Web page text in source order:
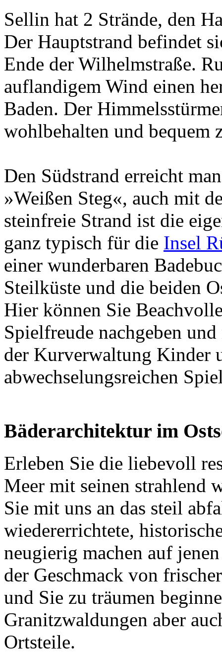
Sellin hat 2 Strände, den
Der Hauptstrand befindet
Ende der Wilhelmstraße.
auflandigem Wind einen
Baden. Der
wohlbehalten und bequem
Den Südstrand erreicht
»Weißen Steg«, auch mit
steinfreie Strand ist die
ganz typisch für die Insel
einer wunderbaren
Steilküste und die beiden
Hier können Sie
Spielfreude nachgeben
der Kurverwaltung Kinder
abwechselungsreichen
Bäderarchitektur im
Erleben Sie die liebevoll
Meer mit seinen strahlend
Sie mit uns an das steil
wiedererrichtete,
neugierig machen auf
der Geschmack von
und Sie zu träumen
Granitzwaldungen aber
Ortsteile.